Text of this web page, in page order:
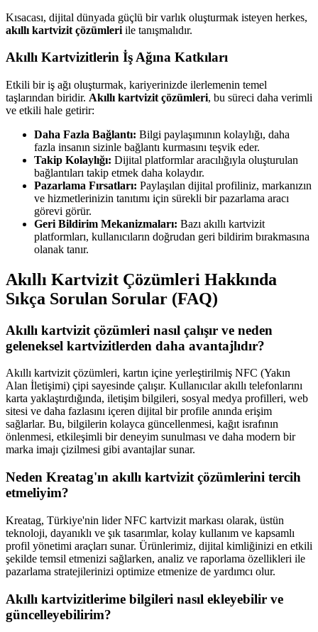
Kısacası, dijital dünyada güçlü bir varlık oluşturmak isteyen herkes,
akıllı kartvizit çözümleri ile tanışmalıdır.
Akıllı Kartvizitlerin İş Ağına Katkıları
Etkili bir iş ağı oluşturmak, kariyerinizde ilerlemenin temel
taşlarından biridir. Akıllı kartvizit çözümleri, bu süreci daha verimli
ve etkili hale getirir:
Daha Fazla Bağlantı: Bilgi paylaşımının kolaylığı, daha
fazla insanın sizinle bağlantı kurmasını teşvik eder.
Takip Kolaylığı: Dijital platformlar aracılığıyla oluşturulan
bağlantıları takip etmek daha kolaydır.
Pazarlama Fırsatları: Paylaşılan dijital profiliniz, markanızın
ve hizmetlerinizin tanıtımı için sürekli bir pazarlama aracı
görevi görür.
Geri Bildirim Mekanizmaları: Bazı akıllı kartvizit
platformları, kullanıcıların doğrudan geri bildirim bırakmasına
olanak tanır.
Akıllı Kartvizit Çözümleri Hakkında
Sıkça Sorulan Sorular (FAQ)
Akıllı kartvizit çözümleri nasıl çalışır ve neden
geleneksel kartvizitlerden daha avantajlıdır?
Akıllı kartvizit çözümleri, kartın içine yerleştirilmiş NFC (Yakın
Alan İletişimi) çipi sayesinde çalışır. Kullanıcılar akıllı telefonlarını
karta yaklaştırdığında, iletişim bilgileri, sosyal medya profilleri, web
sitesi ve daha fazlasını içeren dijital bir profile anında erişim
sağlarlar. Bu, bilgilerin kolayca güncellenmesi, kağıt israfının
önlenmesi, etkileşimli bir deneyim sunulması ve daha modern bir
marka imajı çizilmesi gibi avantajlar sunar.
Neden Kreatag'ın akıllı kartvizit çözümlerini tercih
etmeliyim?
Kreatag, Türkiye'nin lider NFC kartvizit markası olarak, üstün
teknoloji, dayanıklı ve şık tasarımlar, kolay kullanım ve kapsamlı
profil yönetimi araçları sunar. Ürünlerimiz, dijital kimliğinizi en etkili
şekilde temsil etmenizi sağlarken, analiz ve raporlama özellikleri ile
pazarlama stratejilerinizi optimize etmenize de yardımcı olur.
Akıllı kartvizitlerime bilgileri nasıl ekleyebilir ve
güncelleyebilirim?